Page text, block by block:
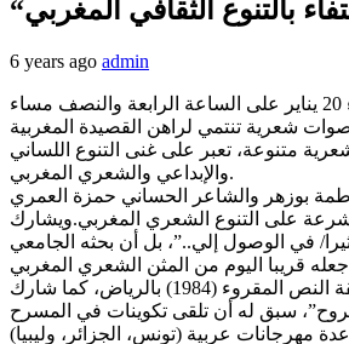
بالتنوع الثقافي المغربي
6 years ago admin
) تحت إشراف وزارة الثقافة والرياضة والشباب، قطاع الثقافة، يتجدد لقاء عشاق الشعر مع فقرة جديدة من “نوافذ شعرية”، الأربعاء 20 يناير على الساعة الرابعة والنصف مساء
شعرية تنتمي لراهن القصيدة المغربية
متنوعة، تعبر على غنى التنوع اللساني
والإبداعي والشعري المغربي.
بوزهر والشاعر الحساني حمزة العمري
على التنوع الشعري المغربي.ويشارك
في الوصول إلي..”، بل أن بحثه الجامعي
أما الزجال محمد كابي (مواليد مدينة الجديدة)، فقد راكم تجربة غنية في المسرح والشعر، صنوان في صقل تجربة فنان وشاعر سبق له أن توج بأحد جوائز مسابقة النص المقروء (1984) بالرياض، كما شارك
وديوان زجلي “شولة الروح”، سبق له أن تلقى تكوينات في المسرح